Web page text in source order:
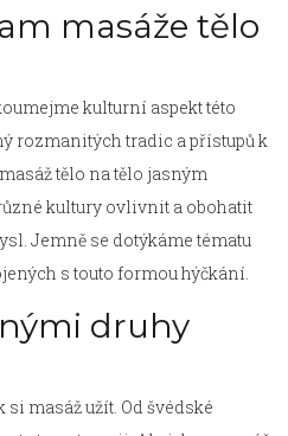
masáže tělo
kulturní aspekt této
rozmanitých tradic a přístupů k
tělo na tělo jasným
kultury ovlivnit a obohatit
Jemně se dotýkáme tématu
s touto formou hýčkání.
druhy
masáž užít. Od švédské